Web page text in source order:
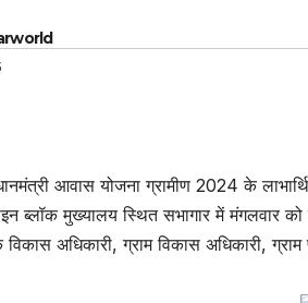
आवास योजना ग्रामीण 2024 के
ब्लॉक मुख्यालय स्थित सभागार में मंगलवार
अधिकारी, ग्राम विकास अधिकारी,